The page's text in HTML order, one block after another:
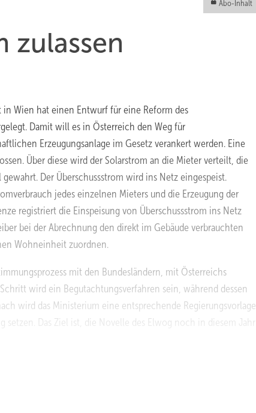
Abo-Inhalt
zulassen
in Wien hat einen Entwurf für eine Reform des
Damit will es in Österreich den Weg für
Erzeugungsanlage im Gesetz verankert werden. Eine
Über diese wird der Solarstrom an die Mieter verteilt, die
Der Überschussstrom wird ins Netz eingespeist.
jedes einzelnen Mieters und die Erzeugung der
registriert die Einspeisung von Überschussstrom ins Netz
bei der Abrechnung den direkt im Gebäude verbrauchten
Wohneinheit zuordnen.
mit den Bundesländern, mit Österreichs
wird ein Begutachtungsverfahren sein, während dessen
wird das Ministerium eine entsprechende Regierungsvorlage
setzen. Das Ziel ist, die Novelle des Elwog noch in diesem Jahr